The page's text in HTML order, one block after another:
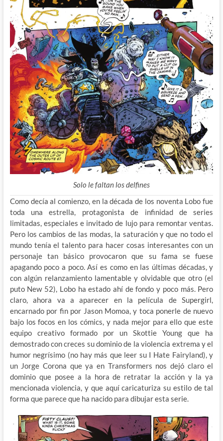
Solo le faltan los delfines
Como decía al comienzo, en la década de los noventa Lobo fue
toda una estrella, protagonista de infinidad de series
limitadas, especiales e invitado de lujo para remontar ventas.
Pero los cambios de las modas, la saturación y que no todo el
mundo tenía el talento para hacer cosas interesantes con un
personaje tan básico provocaron que su fama se fuese
apagando poco a poco. Así es como en las últimas décadas, y
con algún relanzamiento lamentable y olvidable que otro (el
puto New 52), Lobo ha estado ahí de fondo y poco más. Pero
claro, ahora va a aparecer en la película de Supergirl,
encarnado por fin por Jason Momoa, y toca ponerle de nuevo
bajo los focos en los cómics, y nada mejor para ello que este
equipo creativo formado por un Skottie Young que ha
demostrado con creces su dominio de la violencia extrema y el
humor negrísimo (no hay más que leer su I Hate Fairyland), y
un Jorge Corona que ya en Transformers nos dejó claro el
dominio que posee a la hora de retratar la acción y la ya
mencionada violencia, y que aquí caricaturiza su estilo de tal
forma que parece que ha nacido para dibujar esta serie.